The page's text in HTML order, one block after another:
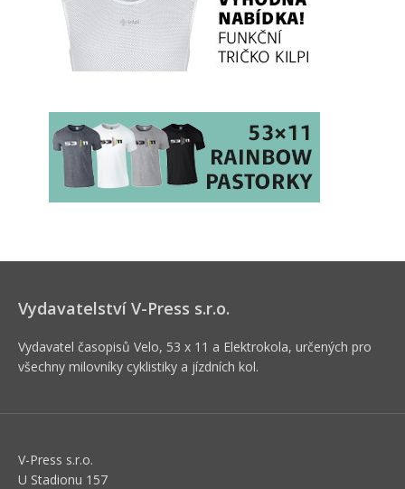
Vydavatelství V-Press s.r.o.
Vydavatel časopisů Velo, 53 x 11 a Elektrokola, určených pro
všechny milovníky cyklistiky a jízdních kol.
V-Press s.r.o.
U Stadionu 157